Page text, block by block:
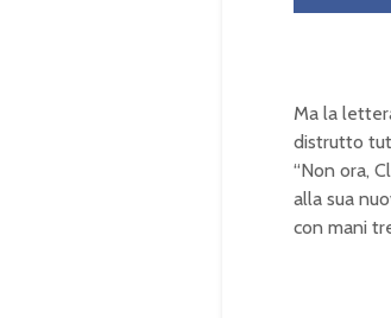
Ma la
distrutto
“Non ora,
alla sua
con mani